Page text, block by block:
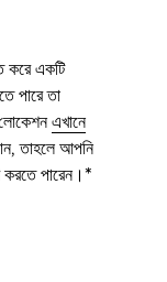
করে একটি
পারে তা
এখানে
তাহলে আপনি
করতে পারেন।*